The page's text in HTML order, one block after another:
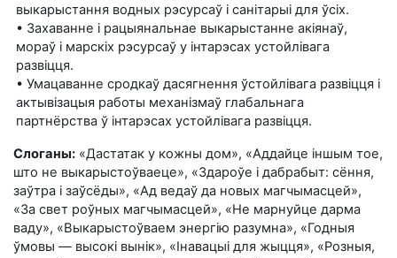
выкарыстання водных рэсурсаў і санітарыі для ўсіх.
• Захаванне і рацыянальнае выкарыстанне акіянаў,
мораў і марскіх рэсурсаў у інтарэсах устойлівага
развіцця.
• Умацаванне сродкаў дасягнення ўстойлівага развіцця і
актывізацыя работы механізмаў глабальнага
партнёрства ў інтарэсах устойлівага развіцця.
Слоганы: «Дастатак у кожны дом», «Аддайце іншым тое,
што не выкарыстоўваеце», «Здароўе і дабрабыт: сёння,
заўтра і заўсёды», «Ад ведаў да новых магчымасцей»,
«За свет роўных магчымасцей», «Не марнуйце дарма
ваду», «Выкарыстоўваем энергію разумна», «Годныя
ўмовы — высокі вынік», «Інавацыі для жыцця», «Розныя,